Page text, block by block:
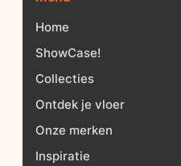
Home
ShowCase!
Collecties
Ontdek je vloer
Onze merken
Inspiratie